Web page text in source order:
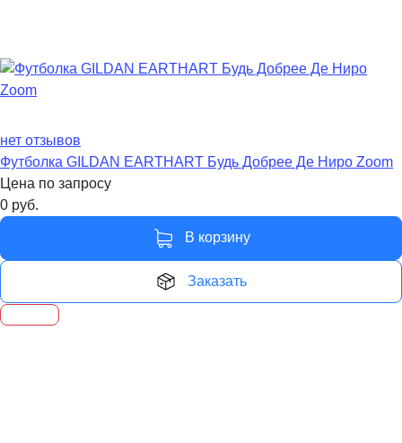
нет отзывов
Футболка GILDAN EARTHART Будь Добрее Де Ниро Zoom
Цена по запросу
0 руб.
В корзину
Заказать